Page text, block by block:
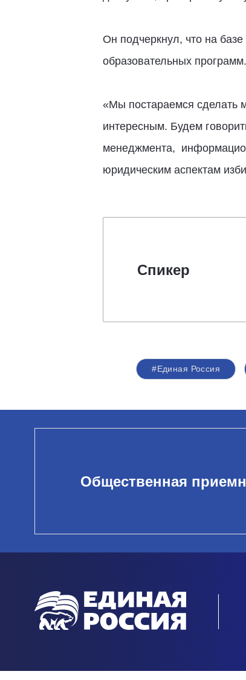
Он подчеркнул, что на
образовательных
«Мы постараемся сделать
интересным. Будем
менеджмента,
юридическим аспектам
Спикер
#Единая Россия
Общественная